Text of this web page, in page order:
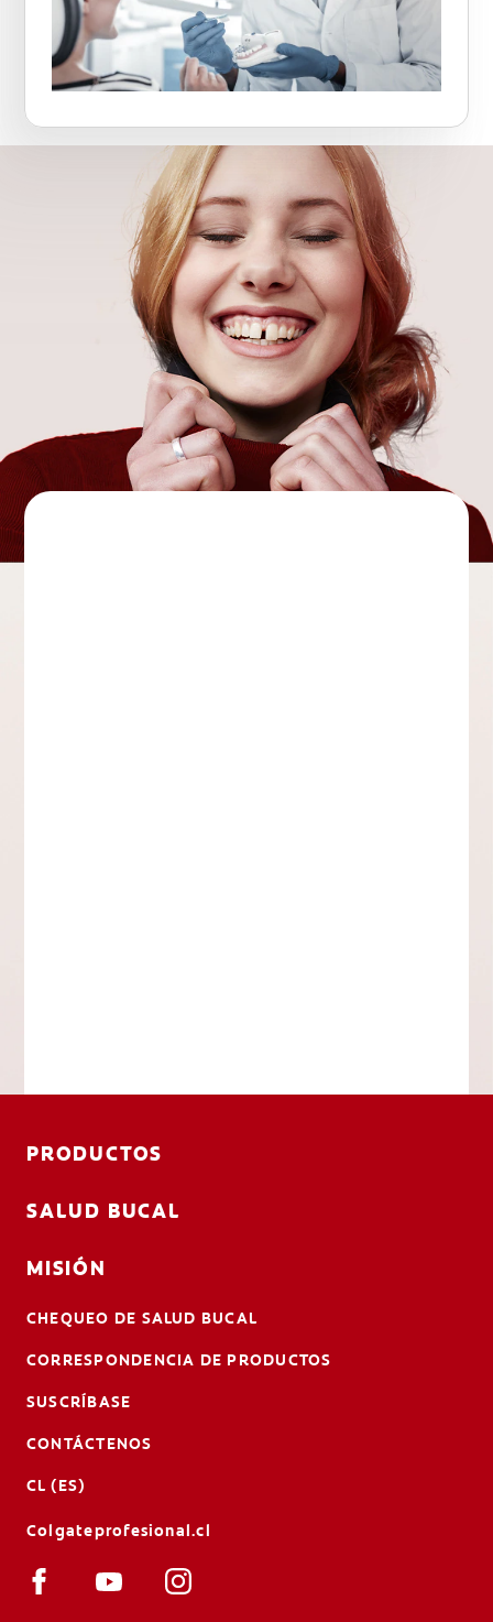
PRODUCTOS
SALUD BUCAL
MISIÓN
CHEQUEO DE SALUD BUCAL
CORRESPONDENCIA DE PRODUCTOS
SUSCRÍBASE
CONTÁCTENOS
CL (ES)
Colgateprofesional.cl